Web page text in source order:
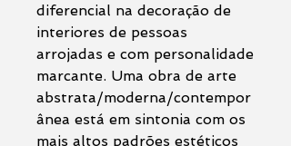
diferencial na decoração de
interiores de pessoas
arrojadas e com personalidade
marcante. Uma obra de arte
abstrata/moderna/contempor
ânea está em sintonia com os
mais altos padrões estéticos